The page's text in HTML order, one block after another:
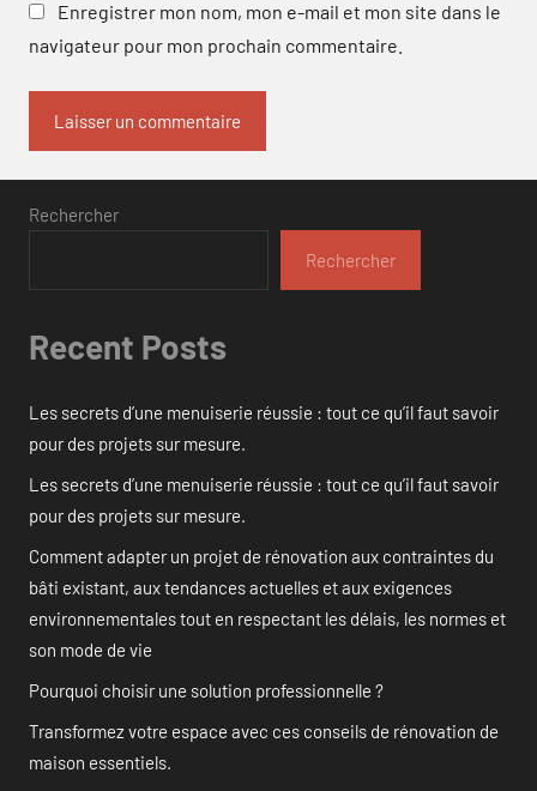
Enregistrer mon nom, mon e-mail et mon site dans le
navigateur pour mon prochain commentaire.
Rechercher
Rechercher
Recent Posts
Les secrets d’une menuiserie réussie : tout ce qu’il faut savoir
pour des projets sur mesure.
Les secrets d’une menuiserie réussie : tout ce qu’il faut savoir
pour des projets sur mesure.
Comment adapter un projet de rénovation aux contraintes du
bâti existant, aux tendances actuelles et aux exigences
environnementales tout en respectant les délais, les normes et
son mode de vie
Pourquoi choisir une solution professionnelle ?
Transformez votre espace avec ces conseils de rénovation de
maison essentiels.